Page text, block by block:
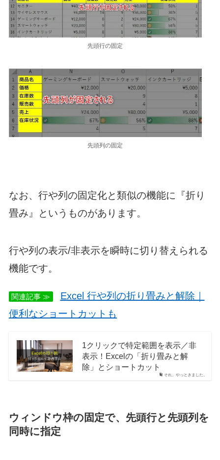
先頭行の固定
先頭列の固定
なお、行や列の固定化と類似の機能に『折り
畳み』というものがあります。
行や列の表示/非表示を瞬時に切り替えられる
機能です。
関連記事 ≫
Excel 行や列の折り畳みと解除｜
便利なショートカットも
それ、やっときました。
1クリックで特定範囲を表示／非
表示！Excelの「折り畳みと解
除」とショートカット
ウィンドウ枠の固定で、先頭行と先頭列を
同時に指定